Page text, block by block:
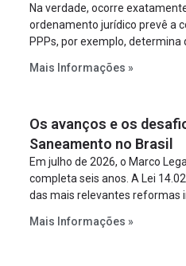
Na verdade, ocorre
ordenamento jurídico prevê a
PPPs, por exemplo, determina
empreendimento. Ou seja, a
projeto a projeto.
Mais Informações »
Os avanços e os
Saneamento no Brasil
Em julho de 2026, o Marco
completa seis anos. A Lei
das mais relevantes reformas
serviços, ampliar a
Mais Informações »